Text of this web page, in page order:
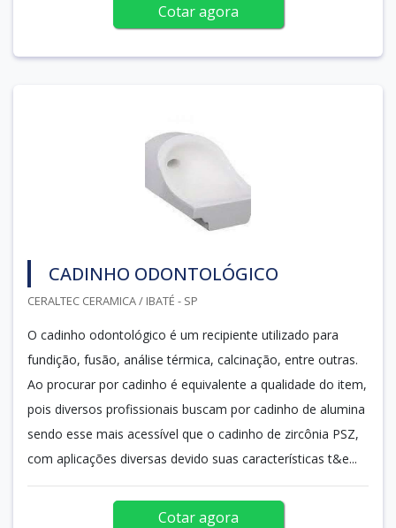
Cotar agora
CADINHO ODONTOLÓGICO
CERALTEC CERAMICA / IBATÉ - SP
O cadinho odontológico é um recipiente utilizado para
fundição, fusão, análise térmica, calcinação, entre outras.
Ao procurar por cadinho é equivalente a qualidade do item,
pois diversos profissionais buscam por cadinho de alumina
sendo esse mais acessível que o cadinho de zircônia PSZ,
com aplicações diversas devido suas características t&e...
Cotar agora